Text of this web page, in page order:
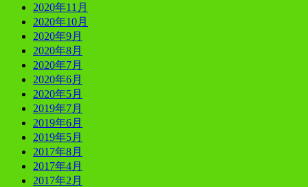
2020年11月
2020年10月
2020年9月
2020年8月
2020年7月
2020年6月
2020年5月
2019年7月
2019年6月
2019年5月
2017年8月
2017年4月
2017年2月